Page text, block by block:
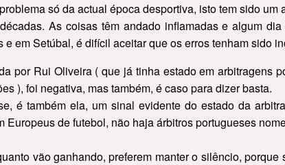
só da actual época desportiva, isto tem sido um
As coisas têm andado inflamadas e algum
em Setúbal, é difícil aceitar que os erros tenham sido
por Rui Oliveira ( que já tinha estado em arbitragens
), foi negativa, mas também, é caso para dizer basta.
é também ela, um sinal evidente do estado da
de futebol, não haja árbitros portugueses
vão ganhando, preferem manter o silêncio, porque